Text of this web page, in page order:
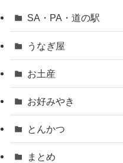
SA・PA・道の駅
うなぎ屋
お土産
お好みやき
とんかつ
まとめ